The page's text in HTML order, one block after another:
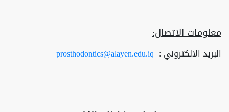
معلومات الاتصال:
البريد الالكتروني : prosthodontics@alayen.edu.iq